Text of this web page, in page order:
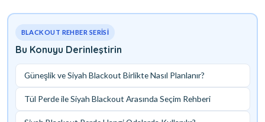
BLACKOUT REHBER SERISI
Bu Konuyu Derinleştirin
Güneşlik ve Siyah Blackout Birlikte Nasıl Planlanır?
Tül Perde ile Siyah Blackout Arasında Seçim Rehberi